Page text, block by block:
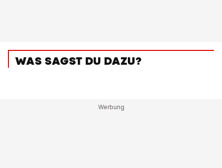
WAS SAGST DU DAZU?